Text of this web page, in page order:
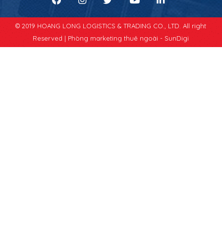
© 2019 HOANG LONG LOGISTICS & TRADING CO., LTD. All right
Reserved | Phòng marketing thuê ngoài - SunDigi